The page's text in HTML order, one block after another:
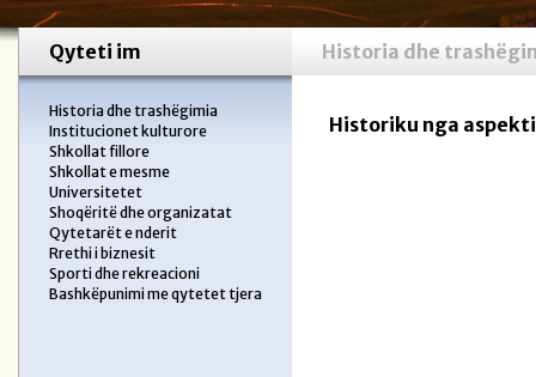
Qyteti im Historia dhe
Historia dhe trashëgimia
Institucionet kulturore
Shkollat fillore
Shkollat e mesme
Universitetet
Shoqëritë dhe organizatat
Qytetarët e nderit
Rrethi i biznesit
Sporti dhe rekreacioni
Bashkëpunimi me qytetet tjera
Historiku nga